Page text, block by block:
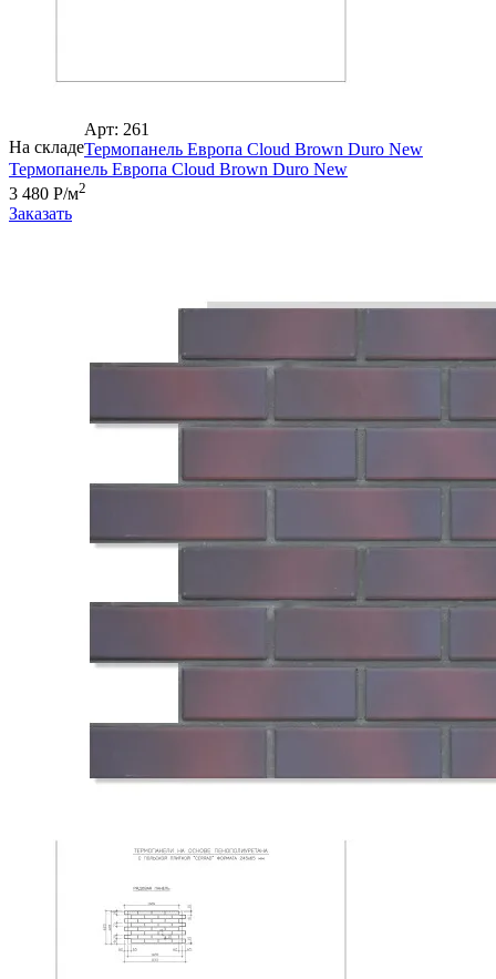
На складе
Арт: 261
Термопанель Европа Cloud Brown Duro New
Термопанель Европа Cloud Brown Duro New
3 480 Р/м2
Заказать